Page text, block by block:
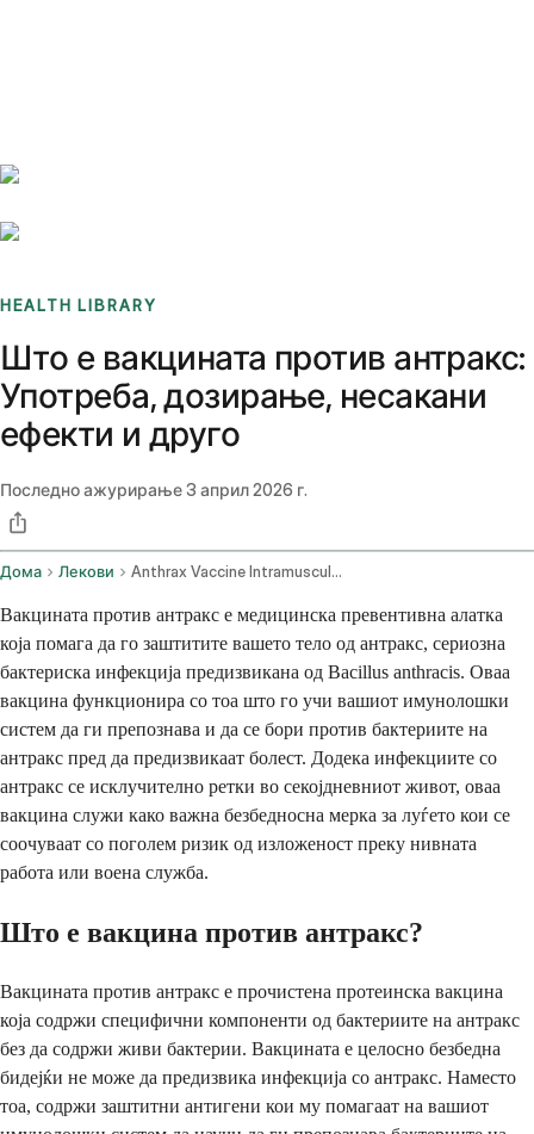
HEALTH LIBRARY
Што е вакцината против антракс:
Употреба, дозирање, несакани
ефекти и друго
Последно ажурирање3 април 2026 г.
Дома Лекови Anthrax Vaccine Intramuscular Route Subcutaneous Route
Вакцината против антракс е медицинска превентивна алатка
која помага да го заштитите вашето тело од антракс, сериозна
бактериска инфекција предизвикана од Bacillus anthracis. Оваа
вакцина функционира со тоа што го учи вашиот имунолошки
систем да ги препознава и да се бори против бактериите на
антракс пред да предизвикаат болест. Додека инфекциите со
антракс се исклучително ретки во секојдневниот живот, оваа
вакцина служи како важна безбедносна мерка за луѓето кои се
соочуваат со поголем ризик од изложеност преку нивната
работа или воена служба.
Што е вакцина против антракс?
Вакцината против антракс е прочистена протеинска вакцина
која содржи специфични компоненти од бактериите на антракс
без да содржи живи бактерии. Вакцината е целосно безбедна
бидејќи не може да предизвика инфекција со антракс. Наместо
тоа, содржи заштитни антигени кои му помагаат на вашиот